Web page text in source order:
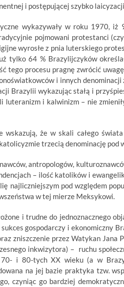
i postępującej szybko
wykazywały w roku 1970, iż
pojmowani protestanci
wyrosłe z pnia luterskiego
tylko 64 % Brazylijczyków
tego procesu pragnę zwrócić
i innych
Brazylii wykazując stałą i
luteranizm i kalwinizm – nie
wskazują, że w skali całego
trzecią denominację pod
antropologów,
– ilość katolików i
najliczniejszym pod względem
w tej mierze Meksykowi.
i trudne do jednoznacznego
gospodarczy i ekonomiczny
zniszczenie przez Watykan Jana
inkwizytora) – ruchu
i 80-tych XX wieku (a w
na jej bazie praktyka tzw.
czyniąc go bardziej